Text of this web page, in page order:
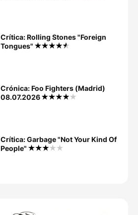
Crítica: Rolling Stones "Foreign
Tongues"
Crónica: Foo Fighters (Madrid)
08.07.2026
Crítica: Garbage "Not Your Kind Of
People"